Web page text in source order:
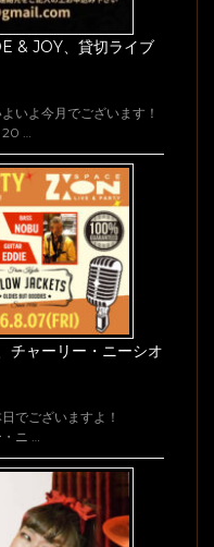
& JOY、貸切ライブ
いよ今月でございます！
…
ャーリー・ニーシオ
でございますよ！
ニ …